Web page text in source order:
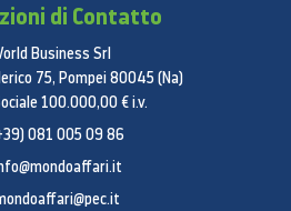
di Contatto
Business Srl
75, Pompei 80045 (Na)
100.000,00 € i.v.
081 005 09 86